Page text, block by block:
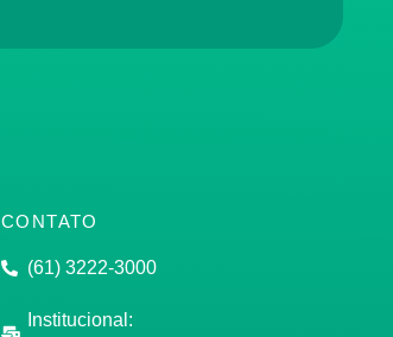
CONTATO
(61) 3222-3000
Institucional: